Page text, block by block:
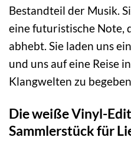
Bestandteil der Musik.
eine futuristische Note,
abhebt. Sie laden uns
und uns auf eine Reise
Klangwelten zu
Die weiße Vinyl-
Sammlerstück für